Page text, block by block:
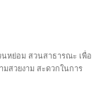
หย่อม สวนสาธารณะ เพื่อ
สวยงาม สะดวกในการ